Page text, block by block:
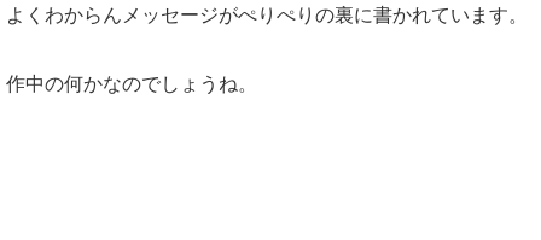
よくわからんメッセージがぺりぺりの裏に書かれています。
作中の何かなのでしょうね。